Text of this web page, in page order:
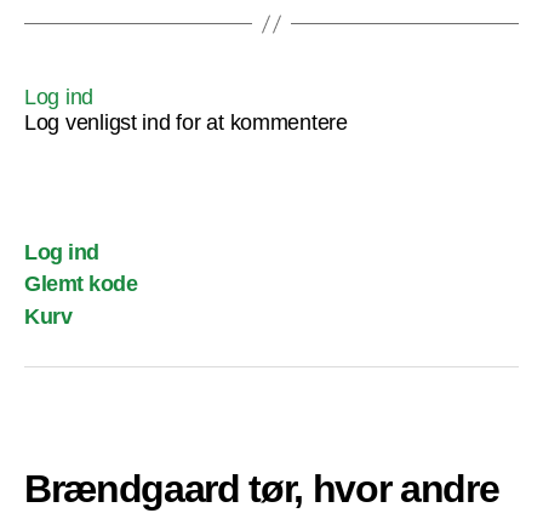
Log ind
Log venligst ind for at kommentere
Log ind
Glemt kode
Kurv
Brændgaard tør, hvor andre